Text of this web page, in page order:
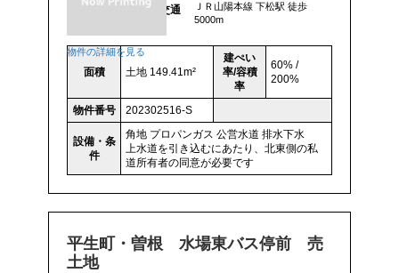
物件の詳細を見る
交通
ＪＲ山陽本線 下松駅 徒歩
5000m
面積 土地 149.41m²
建ぺい
率/容積
率
60% /
200%
物件番号 202302516-S
設備・条
件
角地 プロパンガス 公営水道 排水下水
上水道を引き込むにあたり、北東側の私
道所有者の同意が必要です
平生町・曽根 水場東バス停前 売
土地